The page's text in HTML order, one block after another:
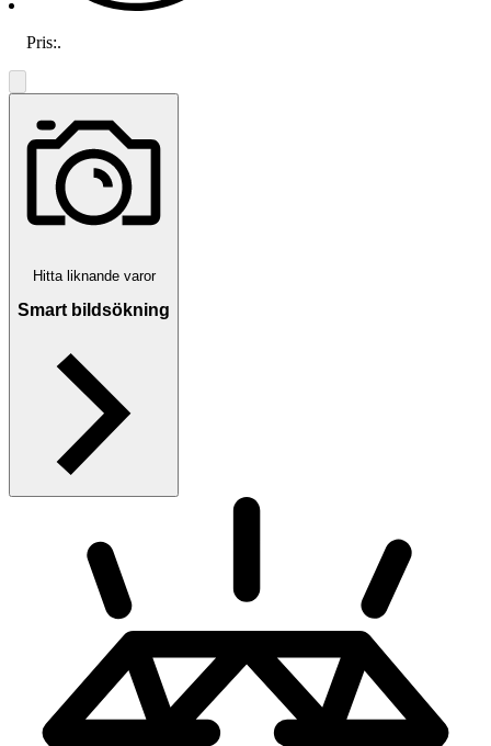
Pris:.
Hitta liknande varor
Smart bildsökning